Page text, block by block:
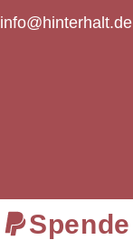
info@hinterhalt.de
Spende